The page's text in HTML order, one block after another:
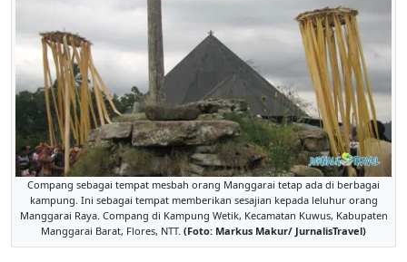
Compang sebagai tempat mesbah orang Manggarai tetap ada di berbagai
kampung. Ini sebagai tempat memberikan sesajian kepada leluhur orang
Manggarai Raya. Compang di Kampung Wetik, Kecamatan Kuwus, Kabupaten
Manggarai Barat, Flores, NTT. (Foto: Markus Makur/ JurnalisTravel)